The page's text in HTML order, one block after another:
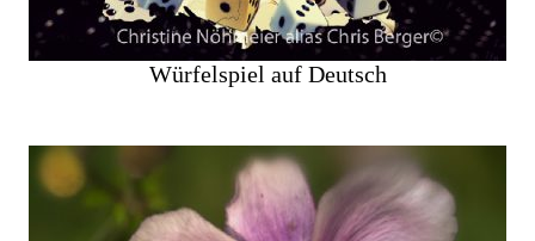
Würfelspiel auf Deutsch